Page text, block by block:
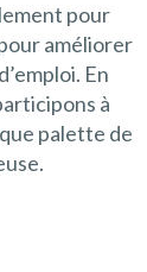
pour
améliorer
En
à
palette de